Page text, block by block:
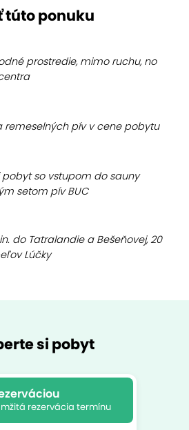
túto ponuku
prostredie, mimo ruchu, no
remeselných pív v cene pobytu
pobyt so vstupom do sauny
setom pív BUC
do Tatralandie a Bešeňovej, 20
Lúčky
si pobyt
rezervácia termínu